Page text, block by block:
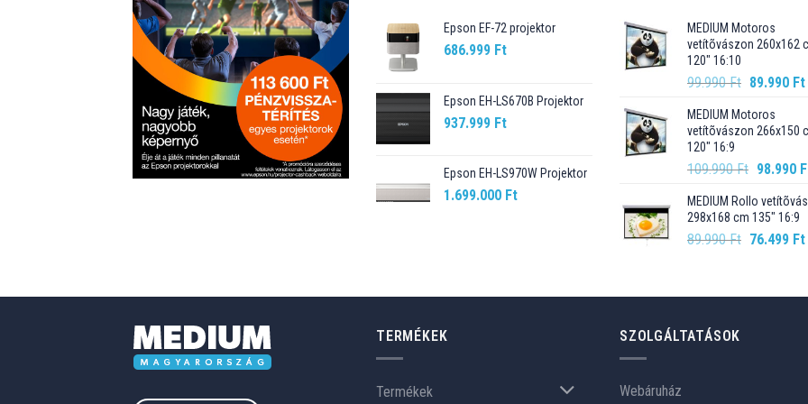
Epson EF-72 projektor
686.999 Ft
Epson EH-LS670B Projektor
937.999 Ft
Epson EH-LS970W Projektor
1.699.000 Ft
MEDIUM Motoros
vetítõvászon 260x162
120" 16:10
99.990Ft Original
was:
99.990 Ft.
89.990 Ft
MEDIUM Motoros
vetítõvászon 266x150
120" 16:9
109.990Ft Original
was:
109.990
98.990
MEDIUM Rollo
298x168 cm 135" 16:9
89.990Ft Original
89.990 Ft.
76.499 Ft
TERMÉKEK
Termékek
SZOLGÁLTATÁSOK
Webáruház